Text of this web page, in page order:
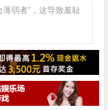
弱者”，这导致羞耻